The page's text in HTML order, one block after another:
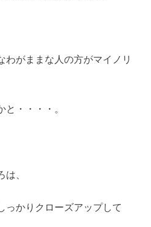
わがままな人の方がマイノリ
・・・・。
、
っかりクローズアップして